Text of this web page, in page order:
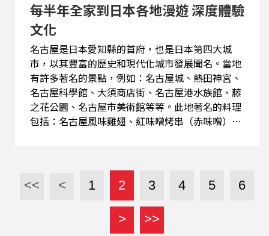
每半年全家到日本各地漫遊 深度體驗
文化
名古屋是日本愛知縣的首府，也是日本第四大城
市，以其豐富的歷史和現代化城市發展聞名。當地
有許多著名的景點，例如：名古屋城、熱田神宮、
名古屋科學館、大須商店街、名古屋港水族館、藤
之花公園、名古屋市美術館等等。此地著名的料理
包括：名古屋風味雞翅、紅味噌烤串（赤味噌）、
對東洋文化的愛好，同時也是大肆採買大尺碼服裝
的機會。來聽他的經驗談 客語比例：90%
<< < 1 2 3 4 5 6
> >>